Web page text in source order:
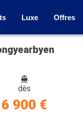
Luxe Offres
dès
6 900 €